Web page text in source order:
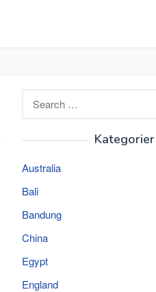
Kategorier
Australia
Bali
Bandung
China
Egypt
England